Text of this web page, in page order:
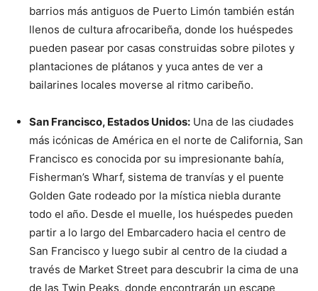
barrios más antiguos de Puerto Limón también están
llenos de cultura afrocaribeña, donde los huéspedes
pueden pasear por casas construidas sobre pilotes y
plantaciones de plátanos y yuca antes de ver a
bailarines locales moverse al ritmo caribeño.
San Francisco, Estados Unidos: Una de las ciudades
más icónicas de América en el norte de California, San
Francisco es conocida por su impresionante bahía,
Fisherman’s Wharf, sistema de tranvías y el puente
Golden Gate rodeado por la mística niebla durante
todo el año. Desde el muelle, los huéspedes pueden
partir a lo largo del Embarcadero hacia el centro de
San Francisco y luego subir al centro de la ciudad a
través de Market Street para descubrir la cima de una
de las Twin Peaks, donde encontrarán un escape